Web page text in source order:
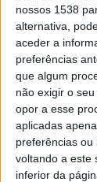
nossos 1538
alternativa,
aceder a
preferências
que algum
não exigir o
opor a esse
aplicadas
preferências
voltando a este
inferior da
ocultar
bem como
junto à
proveniente
O objetivo